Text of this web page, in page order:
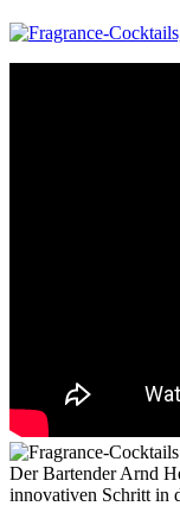
Der Bartender Arnd
innovativen Schritt in